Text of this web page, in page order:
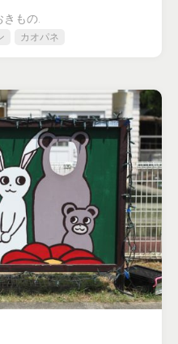
きもの.
カオパネ